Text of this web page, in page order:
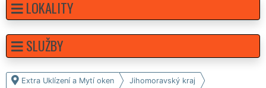
Extra Uklízení a Mytí oken Jihomoravský kraj
LOKALITY
SLUŽBY